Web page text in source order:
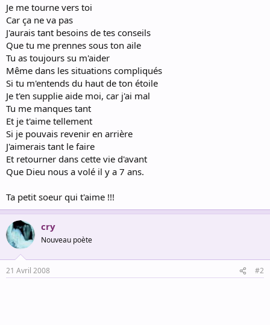
Je me tourne vers toi
Car ça ne va pas
J'aurais tant besoins de tes conseils
Que tu me prennes sous ton aile
Tu as toujours su m'aider
Même dans les situations compliqués
Si tu m'entends du haut de ton étoile
Je t'en supplie aide moi, car j'ai mal
Tu me manques tant
Et je t'aime tellement
Si je pouvais revenir en arrière
J'aimerais tant le faire
Et retourner dans cette vie d'avant
Que Dieu nous a volé il y a 7 ans.
Ta petit soeur qui t'aime !!!
cry
Nouveau poète
21 Avril 2008 #2